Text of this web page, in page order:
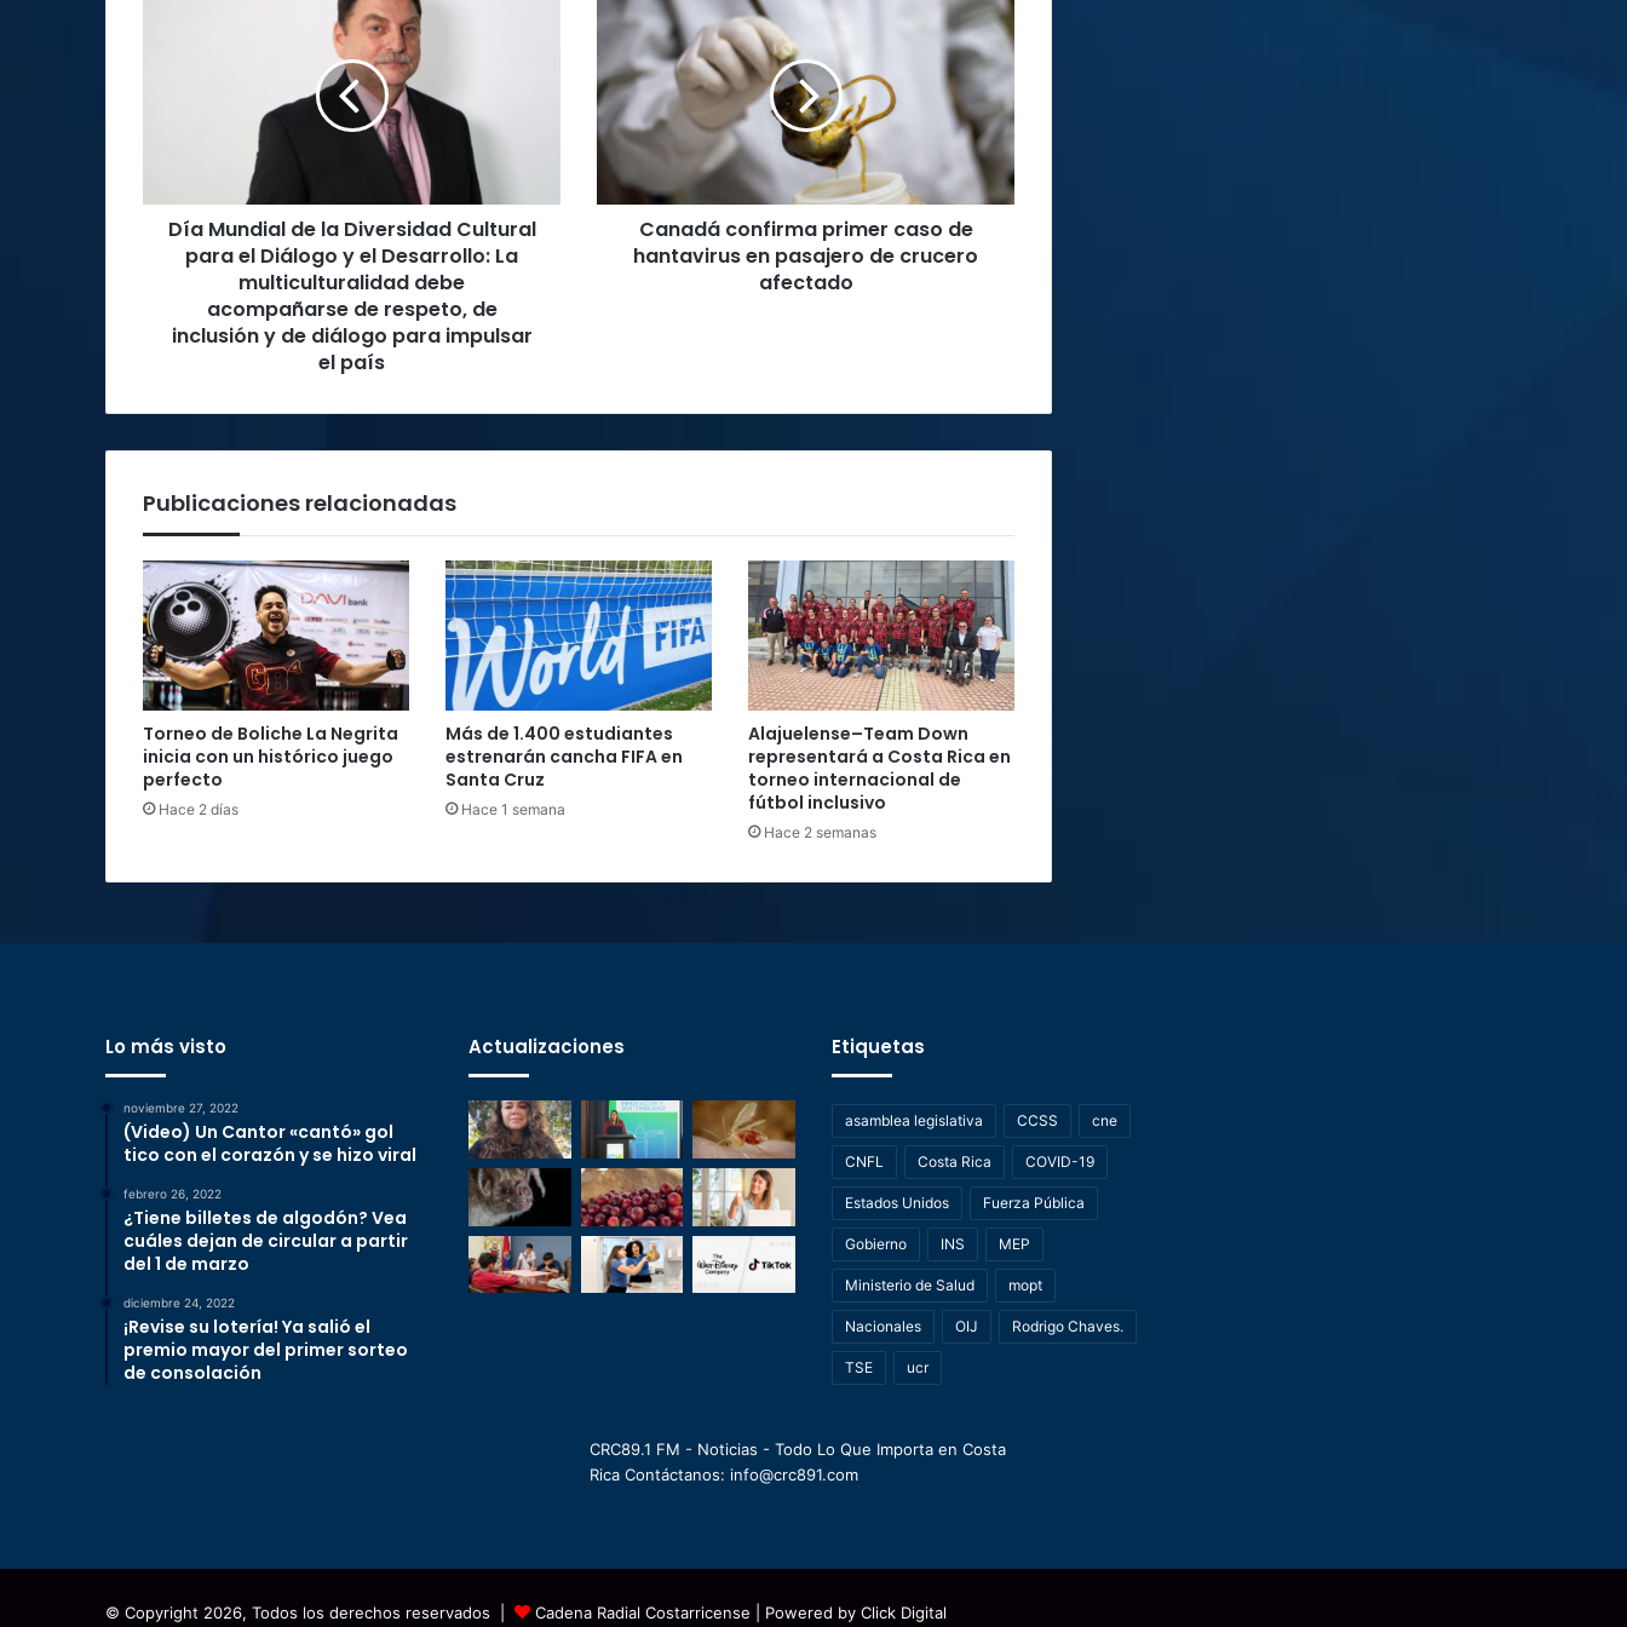
Diálogo
multiculturalidad
de
y
de
diálogo
para
impulsar
el
país
Día Mundial de la Diversidad Cultural
para el Diálogo y el Desarrollo: La
multiculturalidad debe
acompañarse de respeto, de
inclusión y de diálogo para impulsar
el país
confirma
caso
de
hantavirus
en
pasajero
de
crucero
afectado
Canadá confirma primer caso de
hantavirus en pasajero de crucero
afectado
Publicaciones relacionadas
Torneo de Boliche La Negrita
inicia con un histórico juego
perfecto
Hace 2 días
Más de 1.400 estudiantes
estrenarán cancha FIFA en
Santa Cruz
Hace 1 semana
Alajuelense–Team Down
representará a Costa Rica en
torneo internacional de
fútbol inclusivo
Hace 2 semanas
Lo más visto
noviembre 27, 2022
(Video) Un Cantor «cantó» gol
tico con el corazón y se hizo viral
febrero 26, 2022
¿Tiene billetes de algodón? Vea
cuáles dejan de circular a partir
del 1 de marzo
diciembre 24, 2022
¡Revise su lotería! Ya salió el
premio mayor del primer sorteo
de consolación
Actualizaciones Etiquetas
asamblea legislativa CCSS cne
CNFL Costa Rica COVID-19
Estados Unidos Fuerza Pública
Gobierno INS MEP
Ministerio de Salud mopt
Nacionales OIJ Rodrigo Chaves.
TSE ucr
CRC89.1 FM - Noticias - Todo Lo Que Importa en Costa
Rica Contáctanos: info@crc891.com
© Copyright 2026, Todos los derechos reservados | Cadena Radial Costarricense | Powered by Click Digital